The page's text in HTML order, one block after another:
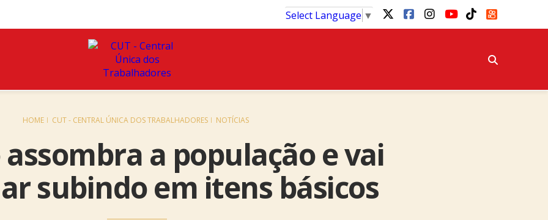
Select Language ▼
HOME CUT - CENTRAL ÚNICA DOS TRABALHADORES NOTÍCIAS
a população e vai
subindo em itens básicos